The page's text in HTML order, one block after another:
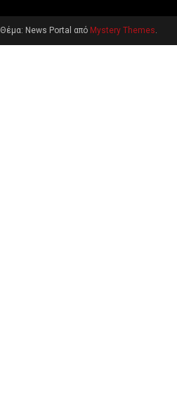
Θέμα: News Portal από Mystery Themes.